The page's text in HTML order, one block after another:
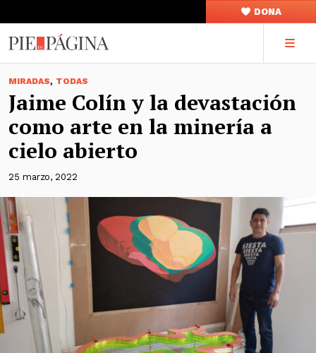
DONA
MIRADAS, TODAS
Jaime Colín y la devastación
como arte en la minería a
cielo abierto
25 marzo, 2022